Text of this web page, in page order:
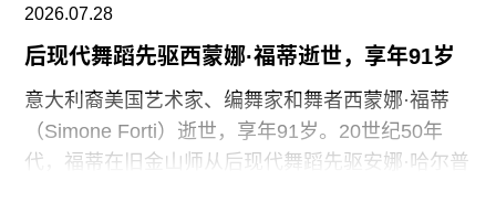
V&A东馆典藏库的员工正在争取两次各15分钟的带
薪休息时间。工会成员还要求V&A在一年内获得“伦
2026.07.28
后现代舞蹈先驱西蒙娜·福蒂逝世，享年91岁
意大利裔美国艺术家、编舞家和舞者西蒙娜·福蒂
（Simone Forti）逝世，享年91岁。20世纪50年
代，福蒂在旧金山师从后现代舞蹈先驱安娜·哈尔普